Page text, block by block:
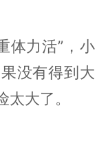
体力活”，小
没有得到大
大了。